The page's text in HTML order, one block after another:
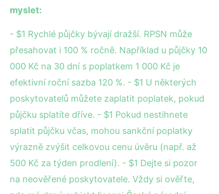
myslet:
- $1 Rychlé půjčky bývají dražší. RPSN může
přesahovat i 100 % ročně. Například u půjčky 10
000 Kč na 30 dní s poplatkem 1 000 Kč je
efektivní roční sazba 120 %. - $1 U některých
poskytovatelů můžete zaplatit poplatek, pokud
půjčku splatíte dříve. - $1 Pokud nestihnete
splatit půjčku včas, mohou sankční poplatky
výrazně zvýšit celkovou cenu úvěru (např. až
500 Kč za týden prodlení). - $1 Dejte si pozor
na neověřené poskytovatele. Vždy si ověřte,